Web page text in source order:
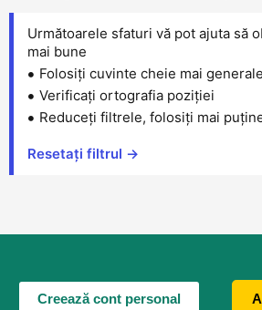
Următoarele sfaturi vă pot ajuta să
mai bune
Folosiți cuvinte cheie mai generale
Verificați ortografia poziției
Reduceți filtrele, folosiți mai
Resetați filtrul →
Creează cont personal